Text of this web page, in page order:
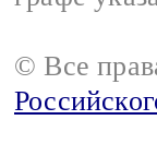
© Все